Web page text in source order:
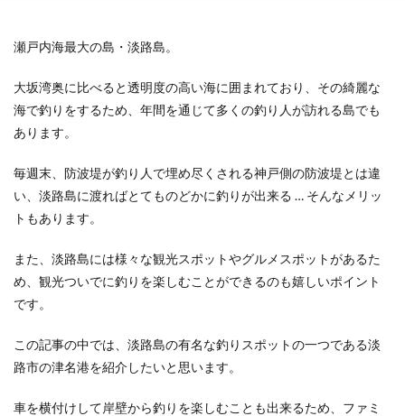
瀬戸内海最大の島・淡路島。
大坂湾奥に比べると透明度の高い海に囲まれており、その綺麗な
海で釣りをするため、年間を通じて多くの釣り人が訪れる島でも
あります。
毎週末、防波堤が釣り人で埋め尽くされる神戸側の防波堤とは違
い、淡路島に渡ればとてものどかに釣りが出来る … そんなメリッ
トもあります。
また、淡路島には様々な観光スポットやグルメスポットがあるた
め、観光ついでに釣りを楽しむことができるのも嬉しいポイント
です。
この記事の中では、淡路島の有名な釣りスポットの一つである淡
路市の津名港を紹介したいと思います。
車を横付けして岸壁から釣りを楽しむことも出来るため、ファミ